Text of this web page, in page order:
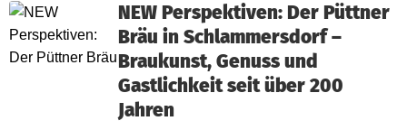
NEW Perspektiven: Der Püttner
Bräu in Schlammersdorf –
Braukunst, Genuss und
Gastlichkeit seit über 200
Jahren